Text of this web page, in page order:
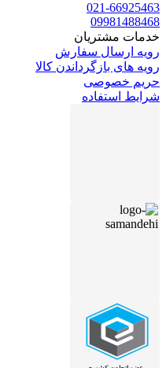
021-66925463
09981488468
خدمات مشتریان
رویه ارسال سفارش
رویه های بازگرداندن کالا
حریم خصوصی
شرایط استفاده